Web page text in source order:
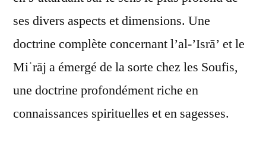
ses divers aspects et dimensions. Une
doctrine complète concernant l’al-’Isrā’ et le
Miʿrāj a émergé de la sorte chez les Soufis,
une doctrine profondément riche en
connaissances spirituelles et en sagesses.